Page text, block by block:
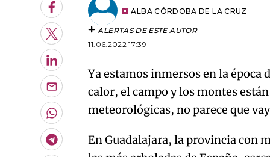
Facebook
Twitter
LinkedIn
Enviar
por
Email
Whatsapp
Telegram
ALBA CÓRDOBA DE LA CRUZ
ALERTAS DE ESTE AUTOR
11.06.2022 17:39
Ya estamos inmersos en la época
calor, el campo y los montes
meteorológicas, no parece que
En Guadalajara, la provincia con